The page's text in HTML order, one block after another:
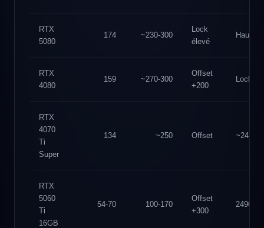
RTX
5080
174 ~230-300
Lock
élevé
Haut
RTX
4080
159 ~270-300
Offset
+200
Lock
RTX
4070
Ti
Super
134 ~250 Offset ~2475
RTX
5060
Ti
16GB
54-70 100-170
Offset
+300
2490